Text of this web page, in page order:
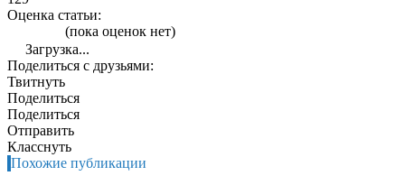
Оценка статьи:
(пока оценок нет)
Загрузка...
Поделиться с друзьями:
Твитнуть
Поделиться
Поделиться
Отправить
Класснуть
Похожие публикации